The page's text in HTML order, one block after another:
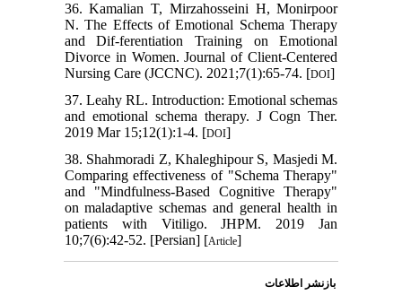
36. Kamalian T, Mirzahosseini H, Monirpoor
N. The Effects of Emotional Schema Therapy
and Dif-ferentiation Training on Emotional
Divorce in Women. Journal of Client-Centered
Nursing Care (JCCNC). 2021;7(1):65-74. [DOI]
37. Leahy RL. Introduction: Emotional schemas
and emotional schema therapy. J Cogn Ther.
2019 Mar 15;12(1):1-4. [DOI]
38. Shahmoradi Z, Khaleghipour S, Masjedi M.
Comparing effectiveness of "Schema Therapy"
and "Mindfulness-Based Cognitive Therapy"
on maladaptive schemas and general health in
patients with Vitiligo. JHPM. 2019 Jan
10;7(6):42-52. [Persian] [Article]
بازنشر اطلاعات